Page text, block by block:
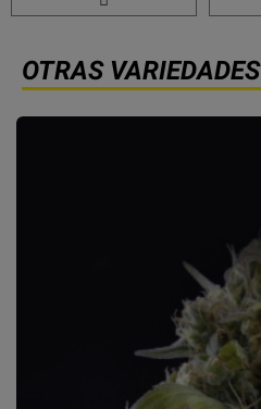
OTRAS VARIEDADES